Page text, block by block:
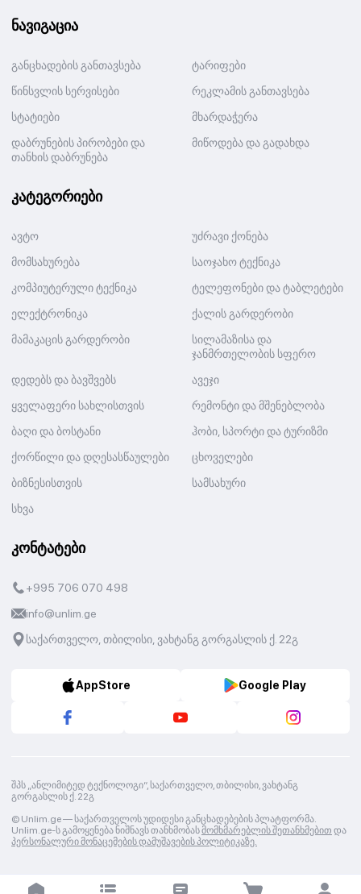
ნავიგაცია
განცხადების განთავსება
ტარიფები
წინსვლის სერვისები
რეკლამის განთავსება
სტატიები
მხარდაჭერა
დაბრუნების პირობები და
თანხის დაბრუნება
მიწოდება და გადახდა
კატეგორიები
ავტო
უძრავი ქონება
მომსახურება
საოჯახო ტექნიკა
კომპიუტერული ტექნიკა
ტელეფონები და ტაბლეტები
ელექტრონიკა
ქალის გარდერობი
მამაკაცის გარდერობი
სილამაზისა და
ჯანმრთელობის სფერო
დედებს და ბავშვებს
ავეჯი
ყველაფერი სახლისთვის
რემონტი და მშენებლობა
ბაღი და ბოსტანი
ჰობი, სპორტი და ტურიზმი
ქორწილი და დღესასწაულები
ცხოველები
ბიზნესისთვის
სამსახური
სხვა
კონტატები
+995 706 070 498
info@unlim.ge
საქართველო, თბილისი, ვახტანგ გორგასლის ქ. 22გ
AppStore Google Play
შპს „ანლიმიტედ ტექნოლოგი“, საქართველო, თბილისი, ვახტანგ
გორგასლის ქ. 22გ
© Unlim.ge —საქართველოს უდიდესი განცხადებების პლატფორმა.
Unlim.ge-ს გამოყენება ნიშნავს თანხმობასმომხმარებლის შეთანხმებით და
პერსონალური მონაცემების დამუშავების პოლიტიკაზე.